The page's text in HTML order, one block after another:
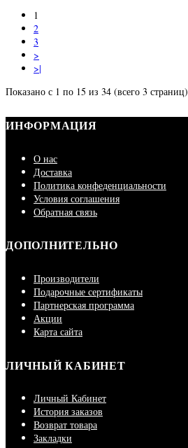
1
2
3
>
>|
Показано с 1 по 15 из 34 (всего 3 страниц)
ИНФОРМАЦИЯ
О нас
Доставка
Политика конфеденциальности
Условия соглашения
Обратная связь
ДОПОЛНИТЕЛЬНО
Производители
Подарочные сертификаты
Партнерская программа
Акции
Карта сайта
ЛИЧНЫЙ КАБИНЕТ
Личный Кабинет
История заказов
Возврат товара
Закладки